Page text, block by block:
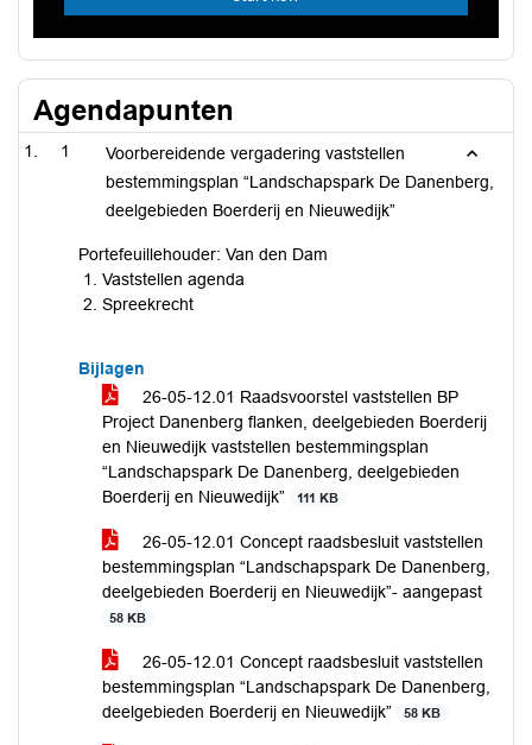
Agendapunten
1
Voorbereidende vergadering vaststellen
bestemmingsplan “Landschapspark De Danenberg,
deelgebieden Boerderij en Nieuwedijk”
Portefeuillehouder: Van den Dam
Vaststellen agenda
Spreekrecht
Bijlagen
26-05-12.01 Raadsvoorstel vaststellen BP
Project Danenberg flanken, deelgebieden Boerderij
en Nieuwedijk vaststellen bestemmingsplan
“Landschapspark De Danenberg, deelgebieden
Boerderij en Nieuwedijk”
111 KB
26-05-12.01 Concept raadsbesluit vaststellen
bestemmingsplan “Landschapspark De Danenberg,
deelgebieden Boerderij en Nieuwedijk”- aangepast
58 KB
26-05-12.01 Concept raadsbesluit vaststellen
bestemmingsplan “Landschapspark De Danenberg,
deelgebieden Boerderij en Nieuwedijk”
58 KB